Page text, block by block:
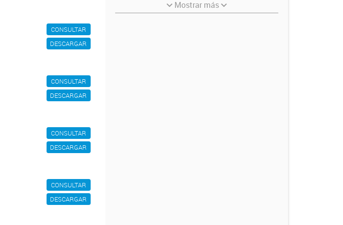
CONSULTAR
DESCARGAR
CONSULTAR
DESCARGAR
CONSULTAR
DESCARGAR
CONSULTAR
DESCARGAR
Mostrar más